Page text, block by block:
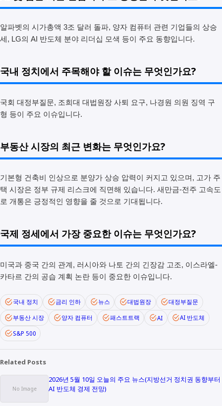
알파벳의 시가총액 3조 달러 돌파, 양자 컴퓨터 관련 기업들의 상승
세, LG의 AI 반도체 분야 리더십 모색 등이 주요 동향입니다.
국내 정치에서 주목해야 할 이슈는 무엇인가요?
국회 대정부질문, 조희대 대법원장 사퇴 요구, 나경원 의원 징역 구
형 등이 주요 이슈입니다.
부동산 시장의 최근 변화는 무엇인가요?
기본형 건축비 인상으로 분양가 상승 압력이 커지고 있으며, 고가 주
택 시장은 정부 규제 리스크에 직면해 있습니다. 새만금-전주 고속도
로 개통은 긍정적인 영향을 줄 것으로 기대됩니다.
국제 정세에서 가장 중요한 이슈는 무엇인가요?
미국과 중국 간의 관계, 러시아와 나토 간의 긴장감 고조, 이스라엘-
카타르 간의 공습 계획 논란 등이 중요한 이슈입니다.
국내 정치 금리 인하 뉴스 대법원장
대정부질문
부동산 시장
양자 컴퓨터 패스트트랙 AI AI 반도체
S&P 500
Related Posts
2026년 5월 10일 오늘의 주요 뉴스(지방선거 정치권 동향부터
AI 반도체 경제 전망)